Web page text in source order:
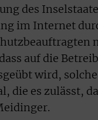
des
im Internet
auf die
wird,
die es zulässt,